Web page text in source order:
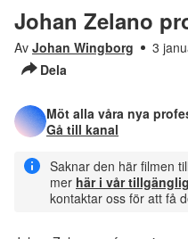
Johan Zelano
Av Johan Wingborg 3
Dela
Möt alla våra nya
Gå till kanal
Saknar den här filmen
mer här i vår
kontaktar oss för att få